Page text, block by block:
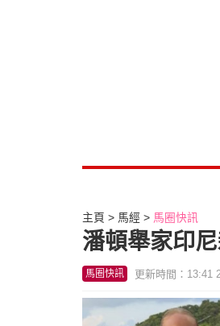
主頁 馬經 馬圈快訊
潘頓舉家印
馬圈快訊 更新時間：13:41